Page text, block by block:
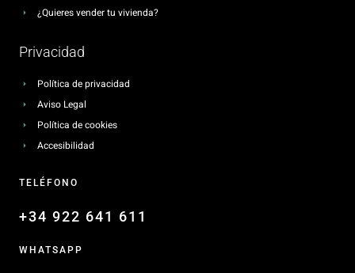
¿Quieres vender tu vivienda?
Privacidad
Política de privacidad
Aviso Legal
Política de cookies
Accesibilidad
TELÉFONO
+34 922 641 611
WHATSAPP